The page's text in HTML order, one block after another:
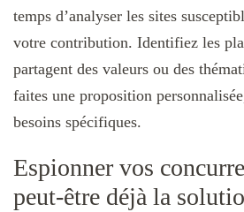
temps d’analyser les sites
votre contribution. Identifiez les
partagent des valeurs ou des
faites une proposition
besoins spécifiques.
Espionner vos
peut-être déjà la